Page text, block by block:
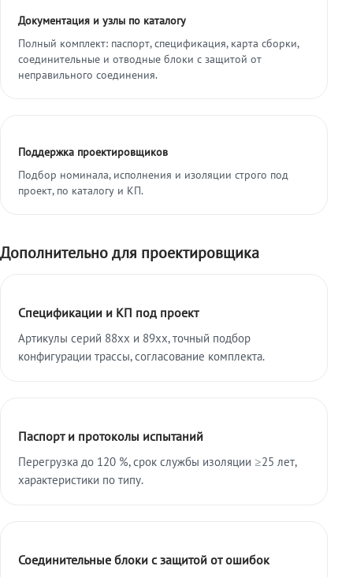
Документация и узлы по каталогу
Полный комплект: паспорт, спецификация, карта сборки,
соединительные и отводные блоки с защитой от
неправильного соединения.
Поддержка проектировщиков
Подбор номинала, исполнения и изоляции строго под
проект, по каталогу и КП.
Дополнительно для проектировщика
Спецификации и КП под проект
Артикулы серий 88xx и 89xx, точный подбор
конфигурации трассы, согласование комплекта.
Паспорт и протоколы испытаний
Перегрузка до 120 %, срок службы изоляции ≥25 лет,
характеристики по типу.
Соединительные блоки с защитой от ошибок